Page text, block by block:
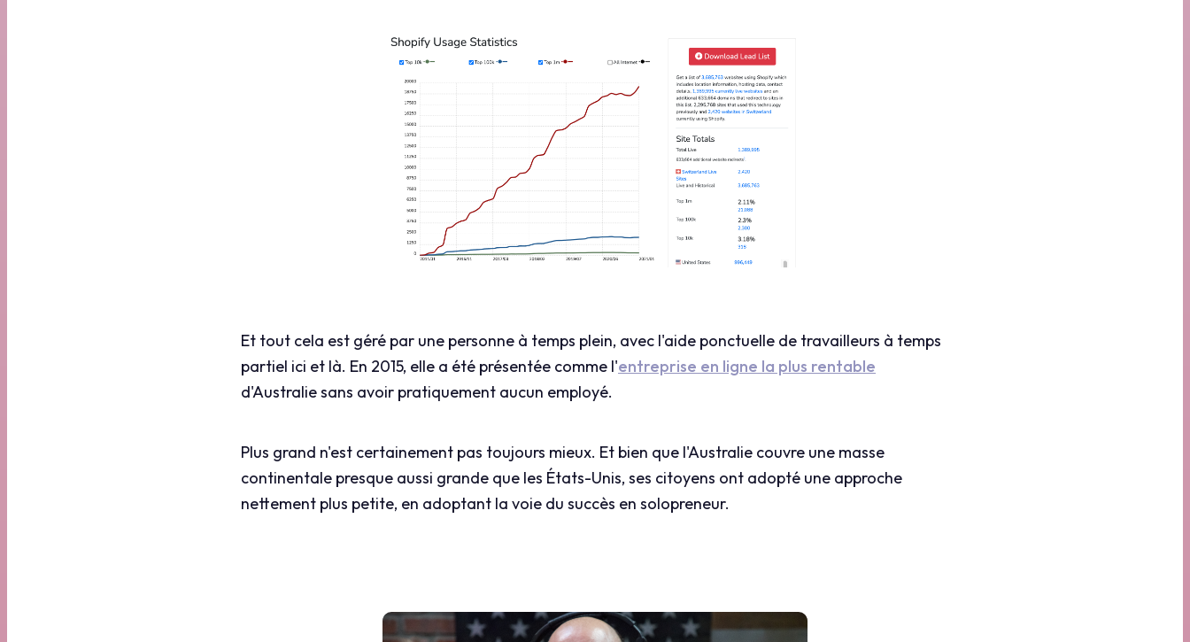
Et tout cela est géré par une personne à temps plein, avec l'aide ponctuelle de travailleurs à temps
partiel ici et là. En 2015, elle a été présentée comme l'entreprise en ligne la plus rentable
d'Australie sans avoir pratiquement aucun employé.
Plus grand n'est certainement pas toujours mieux. Et bien que l'Australie couvre une masse
continentale presque aussi grande que les États-Unis, ses citoyens ont adopté une approche
nettement plus petite, en adoptant la voie du succès en solopreneur.